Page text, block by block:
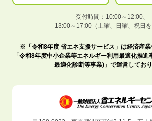
受付時間：10:00～12:00、
13:00～17:00（土曜、日曜、祝日を
※「令和8年度 省エネ支援サービス」は経済産
「令和8年度中小企業等エネルギー利用最適化推進
最適化診断等事業)」で運営しており